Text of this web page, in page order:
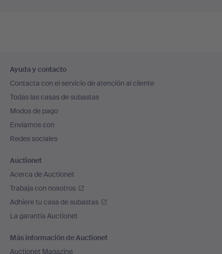
en
el
pie
de
página
Ayuda y contacto
Contacta con el servicio de atención al cliente
Todas las casas de subastas
Modos de pago
Enviamos con
Redes sociales
Auctionet
Acerca de Auctionet
Trabaja con nosotros
Adhiere tu casa de subastas
La garantía Auctionet
Más información de Auctionet
Auctionet Magazine